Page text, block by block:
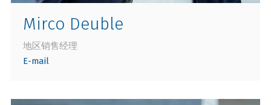
Mirco Deuble
地区销售经理
E-mail